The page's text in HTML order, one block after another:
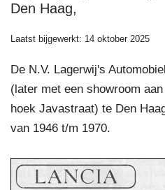
Den Haag,
Laatst bijgewerkt: 14 oktober 2025
De N.V. Lagerwij's
(later met een showroom
hoek Javastraat) te Den
van 1946 t/m 1970.